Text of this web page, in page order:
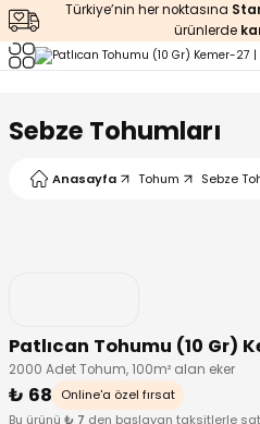
Türkiye’nin her noktasına
ürünlerde
Sebze Tohumları
Anasayfa Tohum Sebze
Patlıcan Tohumu (10 Gr)
2000 Adet Tohum, 100m² alan eker
₺ 68 Online'a özel fırsat
Bu ürünü ₺ 7 den başlayan taksitlerle
Geri Dön
Geri Dön
Geri Dön
Geri Dön
Ürünleri
Geri Dön